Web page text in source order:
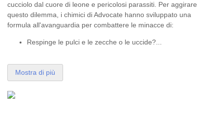
cucciolo dal cuore di leone e pericolosi parassiti. Per aggirare
questo dilemma, i chimici di Advocate hanno sviluppato una
formula all'avanguardia per combattere le minacce di:
Respinge le pulci e le zecche o le uccide?...
Mostra di più